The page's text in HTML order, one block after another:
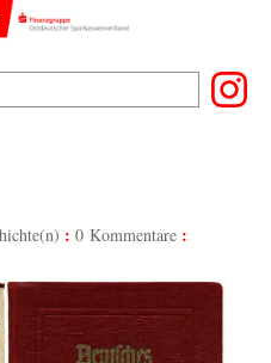
0 Kommentare